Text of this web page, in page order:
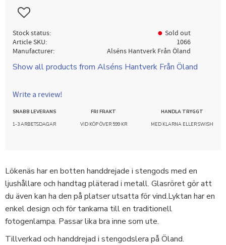
Add to favorites
Stock status
Sold out
Article SKU
1066
Manufacturer
Alséns Hantverk Från Öland
Show all products from Alséns Hantverk Från Öland
Write a review!
SNABB LEVERANS
1-3 ARBETSDAGAR
FRI FRAKT
VID KÖP ÖVER 599 KR
HANDLA TRYGGT
MED KLARNA ELLER SWISH
Lökenäs har en botten handdrejade i stengods med en
ljushållare och handtag pläterad i metall. Glasröret gör att
du även kan ha den på platser utsatta för vind.Lyktan har en
enkel design och för tankarna till en traditionell
fotogenlampa. Passar lika bra inne som ute.
Tillverkad och handdrejad i stengodslera på Öland.